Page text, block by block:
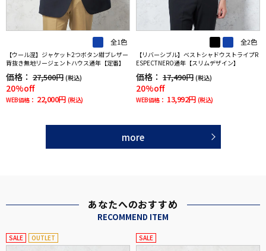
全1色
【ウール混】ジャケット2つボタン紺ブレザー
背抜き無地リージェントハウス通年【定番】
価格： 27,500円 (税込)
20%off
WEB価格： 22,000円 (税込)
全2色
【リバーシブル】ベストシャドウストライプR
ESPECTNERO通年【スリムデザイン】
価格： 17,490円 (税込)
20%off
WEB価格： 13,992円 (税込)
more
あなたへのおすすめ
RECOMMEND ITEM
SALE OUTLET SALE